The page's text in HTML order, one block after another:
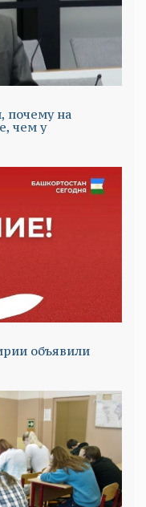
почему на
чем у
объявили